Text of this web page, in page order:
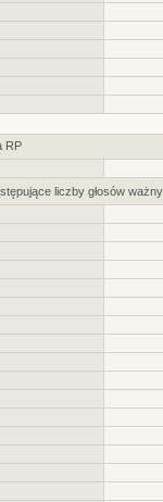
RP
liczby głosów